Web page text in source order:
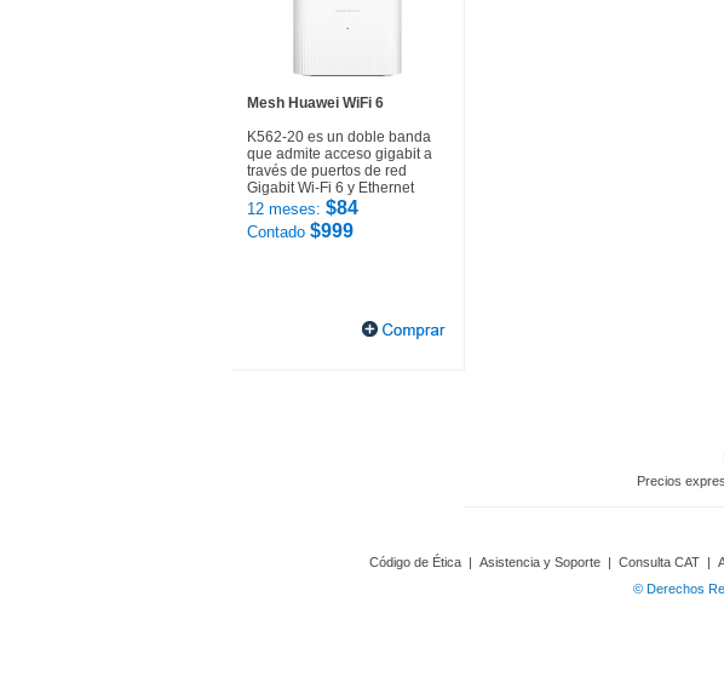
Mesh Huawei WiFi 6
K562-20 es un doble banda
que admite acceso gigabit a
través de puertos de red
Gigabit Wi-Fi 6 y Ethernet
12 meses: $84
Contado $999
Precios
Código de Ética | Asistencia y Soporte | Consulta CAT |
© Derechos